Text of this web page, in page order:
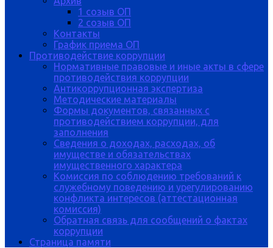
1 созыв ОП
2 созыв ОП
Контакты
График приема ОП
Противодействие коррупции
Нормативные правовые и иные акты в сфере
противодействия коррупции
Антикоррупционная экспертиза
Методические материалы
Формы документов, связанных с
противодействием коррупции, для
заполнения
Сведения о доходах, расходах, об
имуществе и обязательствах
имущественного характера
Комиссия по соблюдению требований к
служебному поведению и урегулированию
конфликта интересов (аттестационная
комиссия)
Обратная связь для сообщений о фактах
коррупции
Страница памяти